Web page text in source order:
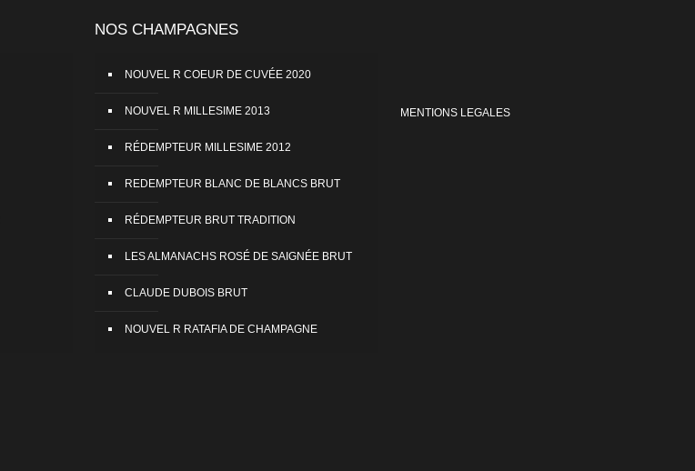
NOS CHAMPAGNES
NOUVEL R COEUR DE CUVÉE 2020
NOUVEL R MILLESIME 2013
RÉDEMPTEUR MILLESIME 2012
REDEMPTEUR BLANC DE BLANCS BRUT
RÉDEMPTEUR BRUT TRADITION
LES ALMANACHS ROSÉ DE SAIGNÉE BRUT
CLAUDE DUBOIS BRUT
NOUVEL R RATAFIA DE CHAMPAGNE
MENTIONS LEGALES